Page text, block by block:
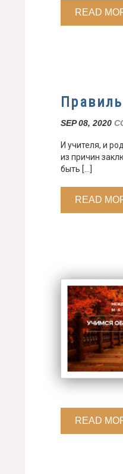
READ
SEP 08, 2020
И учителя, и
из причин
быть […]
READ
READ